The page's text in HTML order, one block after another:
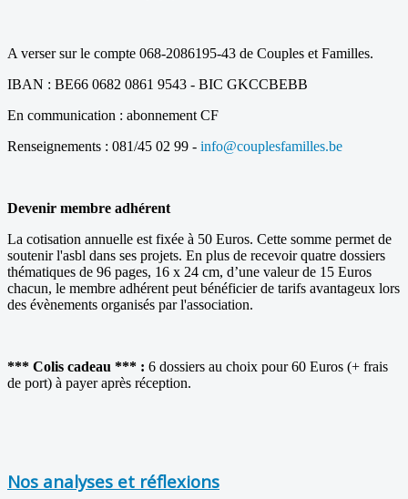
A verser sur le compte 068-2086195-43 de Couples et Familles.
IBAN : BE66 0682 0861 9543 - BIC GKCCBEBB
En communication : abonnement CF
Renseignements : 081/45 02 99 - info@couplesfamilles.be
Devenir membre adhérent
La cotisation annuelle est fixée à 50 Euros. Cette somme permet de
soutenir l'asbl dans ses projets. En plus de recevoir quatre dossiers
thématiques de 96 pages, 16 x 24 cm, d’une valeur de 15 Euros
chacun, le membre adhérent peut bénéficier de tarifs avantageux lors
des évènements organisés par l'association.
*** Colis cadeau *** : 6 dossiers au choix pour 60 Euros (+ frais
de port) à payer après réception.
Nos analyses et réflexions